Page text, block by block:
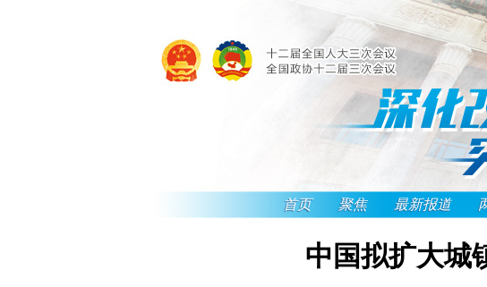
首页 聚焦 最新报道
中国拟扩大城